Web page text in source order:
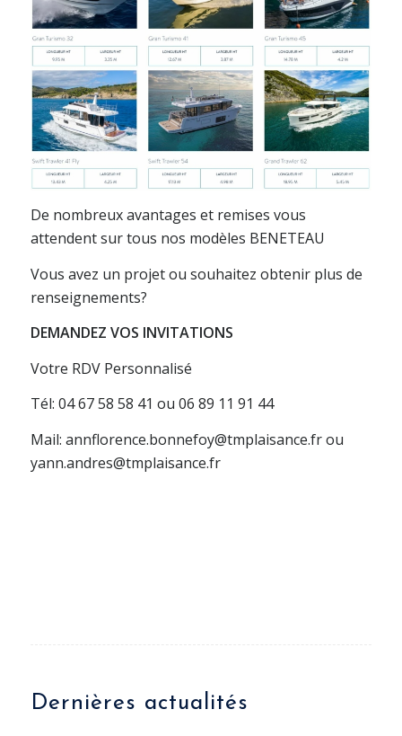
De nombreux avantages et remises vous
attendent sur tous nos modèles BENETEAU
Vous avez un projet ou souhaitez obtenir plus de
renseignements?
DEMANDEZ VOS INVITATIONS
Votre RDV Personnalisé
Tél: 04 67 58 58 41 ou 06 89 11 91 44
Mail: annflorence.bonnefoy@tmplaisance.fr ou
yann.andres@tmplaisance.fr
Dernières actualités